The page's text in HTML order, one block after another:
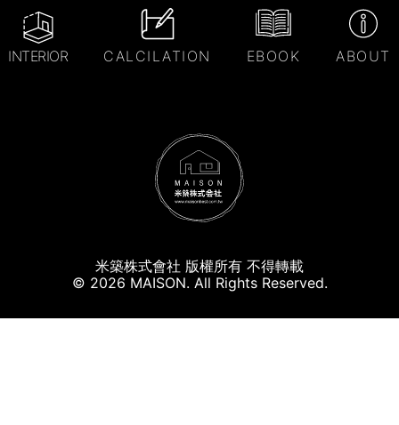
INTERIOR CALCILATION EBOOK ABOUT
米築株式會社 版權所有 不得轉載
© 2026 MAISON. All Rights Reserved.